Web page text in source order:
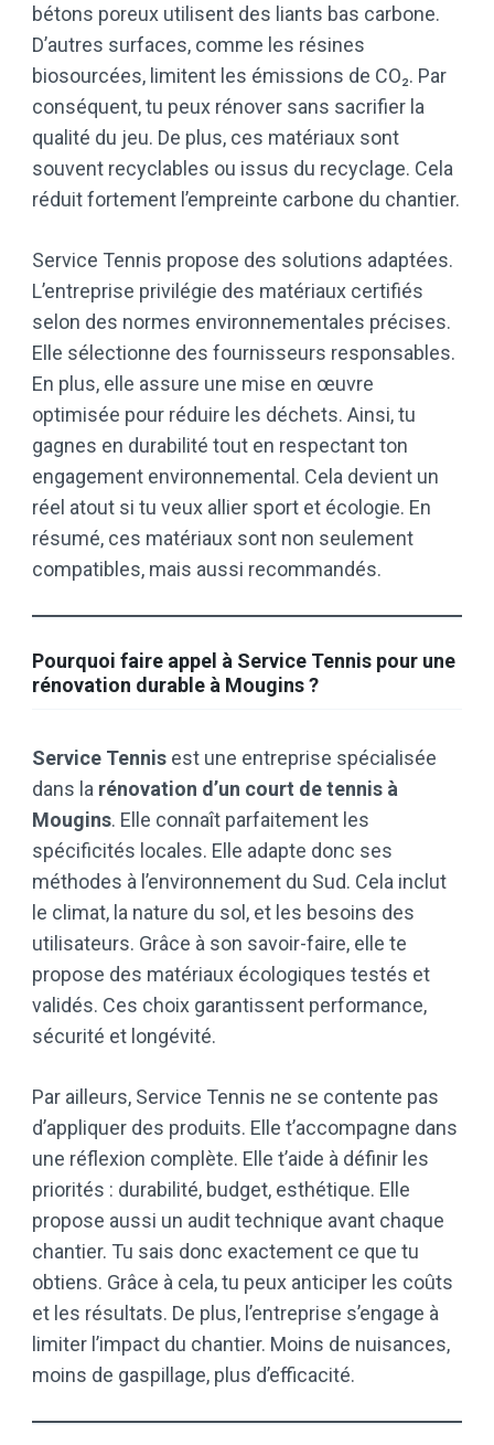
bétons poreux utilisent des liants bas carbone.
D’autres surfaces, comme les résines
biosourcées, limitent les émissions de CO₂. Par
conséquent, tu peux rénover sans sacrifier la
qualité du jeu. De plus, ces matériaux sont
souvent recyclables ou issus du recyclage. Cela
réduit fortement l’empreinte carbone du chantier.
Service Tennis propose des solutions adaptées.
L’entreprise privilégie des matériaux certifiés
selon des normes environnementales précises.
Elle sélectionne des fournisseurs responsables.
En plus, elle assure une mise en œuvre
optimisée pour réduire les déchets. Ainsi, tu
gagnes en durabilité tout en respectant ton
engagement environnemental. Cela devient un
réel atout si tu veux allier sport et écologie. En
résumé, ces matériaux sont non seulement
compatibles, mais aussi recommandés.
Pourquoi faire appel à Service Tennis pour une
rénovation durable à Mougins ?
Service Tennis est une entreprise spécialisée
dans la rénovation d’un court de tennis à
Mougins. Elle connaît parfaitement les
spécificités locales. Elle adapte donc ses
méthodes à l’environnement du Sud. Cela inclut
le climat, la nature du sol, et les besoins des
utilisateurs. Grâce à son savoir-faire, elle te
propose des matériaux écologiques testés et
validés. Ces choix garantissent performance,
sécurité et longévité.
Par ailleurs, Service Tennis ne se contente pas
d’appliquer des produits. Elle t’accompagne dans
une réflexion complète. Elle t’aide à définir les
priorités : durabilité, budget, esthétique. Elle
propose aussi un audit technique avant chaque
chantier. Tu sais donc exactement ce que tu
obtiens. Grâce à cela, tu peux anticiper les coûts
et les résultats. De plus, l’entreprise s’engage à
limiter l’impact du chantier. Moins de nuisances,
moins de gaspillage, plus d’efficacité.